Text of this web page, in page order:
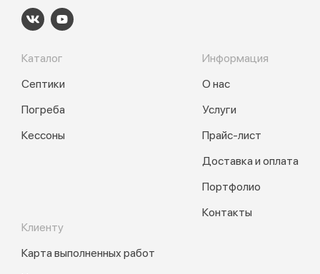
Каталог
Септики
Погреба
Кессоны
Информация
О нас
Услуги
Прайс-лист
Доставка и оплата
Портфолио
Контакты
Клиенту
Карта выполненных работ